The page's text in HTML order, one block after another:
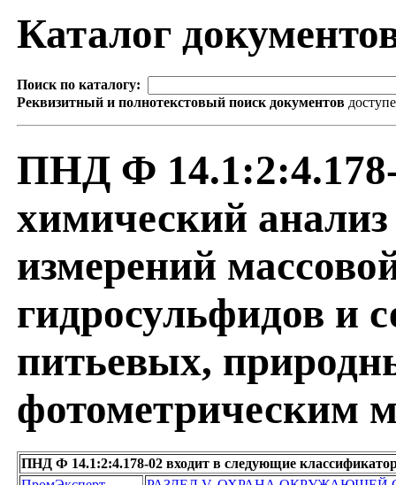
Каталог
Поиск по каталогу:
Реквизитный и полнотекстовый поиск документов
ПНД Ф
химический
измерений
гидросульфидов и
питьевых,
фотометрическим
ПНД Ф 14.1:2:4.178-02 входит в следующие